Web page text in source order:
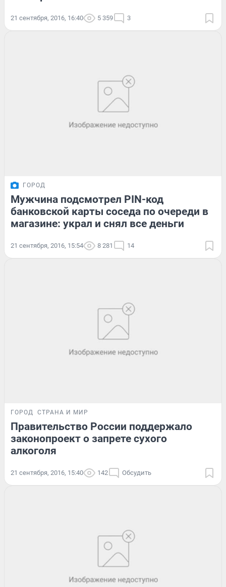
21 сентября, 2016, 16:40 5 359 3
ГОРОД
Мужчина подсмотрел PIN-код
банковской карты соседа по очереди в
магазине: украл и снял все деньги
21 сентября, 2016, 15:54 8 281 14
ГОРОД СТРАНА И МИР
Правительство России поддержало
законопроект о запрете сухого
алкоголя
21 сентября, 2016, 15:40 142 Обсудить